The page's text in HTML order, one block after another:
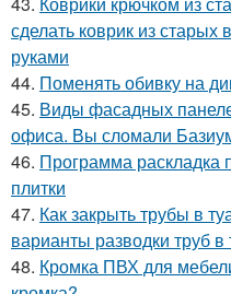
сделать коврик из
руками
44. Поменять обивку на
45. Виды фасадных
офиса. Вы сломали
46. Программа раскладка
плитки
47. Как закрыть трубы в
варианты разводки труб в
48. Кромка ПВХ для